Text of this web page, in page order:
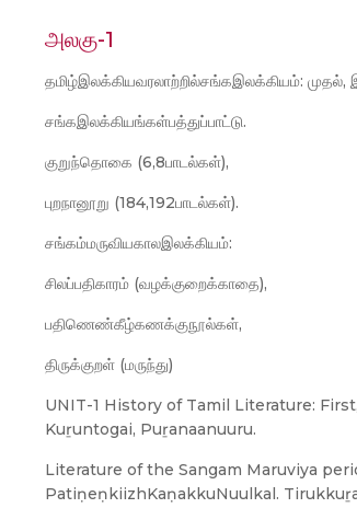
அலகு-1
தமிழ்இலக்கியவரலாற்றில்சங்கஇலக்கியம்:
சங்கஇலக்கியங்கள்பத்துப்பாட்டு.
குறுந்தொகை (6,8பாடல்கள்),
புறநானூறு (184,192பாடல்கள்).
சங்கம்மருவியகாலஇலக்கியம்:
சிலப்பதிகாரம் (வழக்குறைக்காதை),
பதிணெண்கீழ்கணக்குநூல்கள்,
திருக்குறள் (மருந்து)
UNIT-1 History of Tamil Literature:
Kuṟuntogai, Puṟanaanuuru.
Literature of the Sangam Maruviya
PatiṇeṇkiizhKaṇakkuNuulkal.